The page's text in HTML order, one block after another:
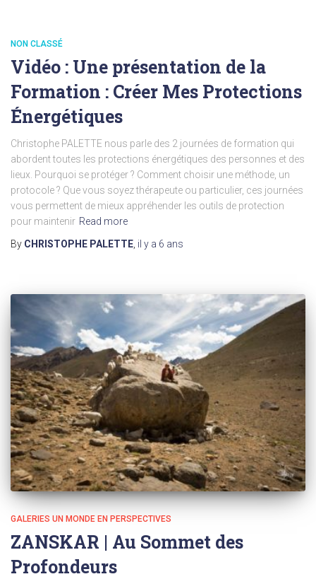
NON CLASSÉ
Vidéo : Une présentation de la
Formation : Créer Mes Protections
Énergétiques
Christophe PALETTE nous parle des 2 journées de formation qui
abordent toutes les protections énergétiques des personnes et des
lieux. Pourquoi se protéger ? Comment choisir une méthode, un
protocole ? Que vous soyez thérapeute ou particulier, ces journées
vous permettent de mieux appréhender les outils de protection
pour maintenir Read more
By CHRISTOPHE PALETTE il y a 6 ans
GALERIES UN MONDE EN PERSPECTIVES
ZANSKAR | Au Sommet des
Profondeurs